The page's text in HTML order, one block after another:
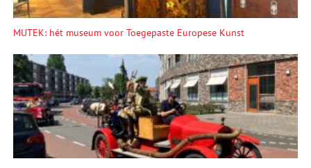
MUTEK: hét museum voor Toegepaste Europese Kunst